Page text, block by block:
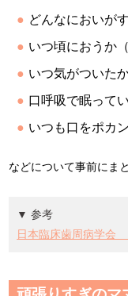
どんなにおいが
いつ頃におうか
いつ気がついた
口呼吸で眠って
いつも口をポカ
などについて事前にま
▼ 参考
日本臨床歯周病学会